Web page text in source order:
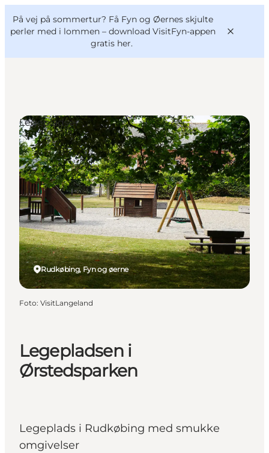
På vej på sommertur? Få Fyn og Øernes skjulte
perler med i lommen – download VisitFyn-appen
gratis her.
Oplevelser
Outdoor
Mad og drikke
Overnatning
Book lokale oplevelser
VisitFyn
Deutsch
Legepladsen i
Ørstedsparken
Legeplads i Rudkøbing med smukke
omgivelser
Rudkøbing, Fyn og øerne
Legepladser
Foto: VisitLangeland